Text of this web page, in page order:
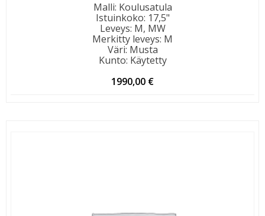
Malli: Koulusatula
Istuinkoko: 17,5"
Leveys: M, MW
Merkitty leveys: M
Väri: Musta
Kunto: Käytetty
1990,00 €